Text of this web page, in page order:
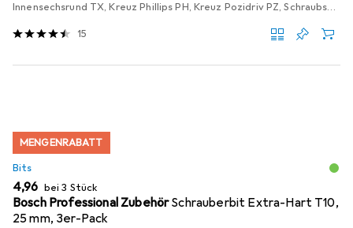
Innensechsrund TX, Kreuz Phillips PH, Kreuz Pozidriv PZ, Schraubschlitz, Sechskant (hexagonal)
15
MENGENRABATT
Bits
EUR
4,96 bei 3 Stück
Bosch Professional ZubehörSchrauberbit Extra-Hart T10,
25 mm, 3er-Pack